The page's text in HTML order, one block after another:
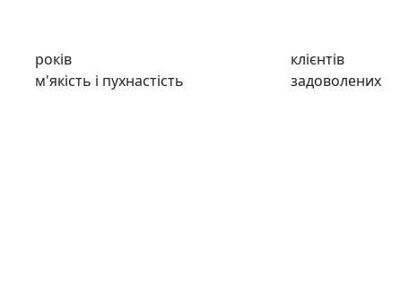
років
м'якість і пухнастість
клієнтів
задоволених